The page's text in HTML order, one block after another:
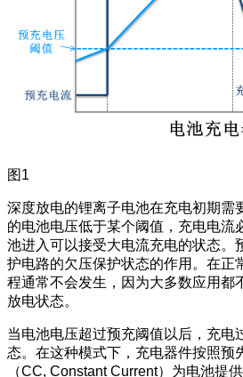
图1
深度放电的锂离子电池在充电初期需
的电池电压低于某个阈值，充电电流
池进入可以接受大电流充电的状态。
护电路的欠压保护状态的作用。在正
程通常不会发生，因为大多数应用都
放电状态。
当电池电压超过预充阈值以后，充电
态。在这种模式下，充电器件按照预
（CC, Constant Current）为电池提